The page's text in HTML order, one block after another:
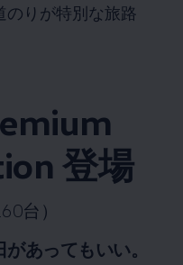
のりが特別な旅路
登場
台）
あってもいい。